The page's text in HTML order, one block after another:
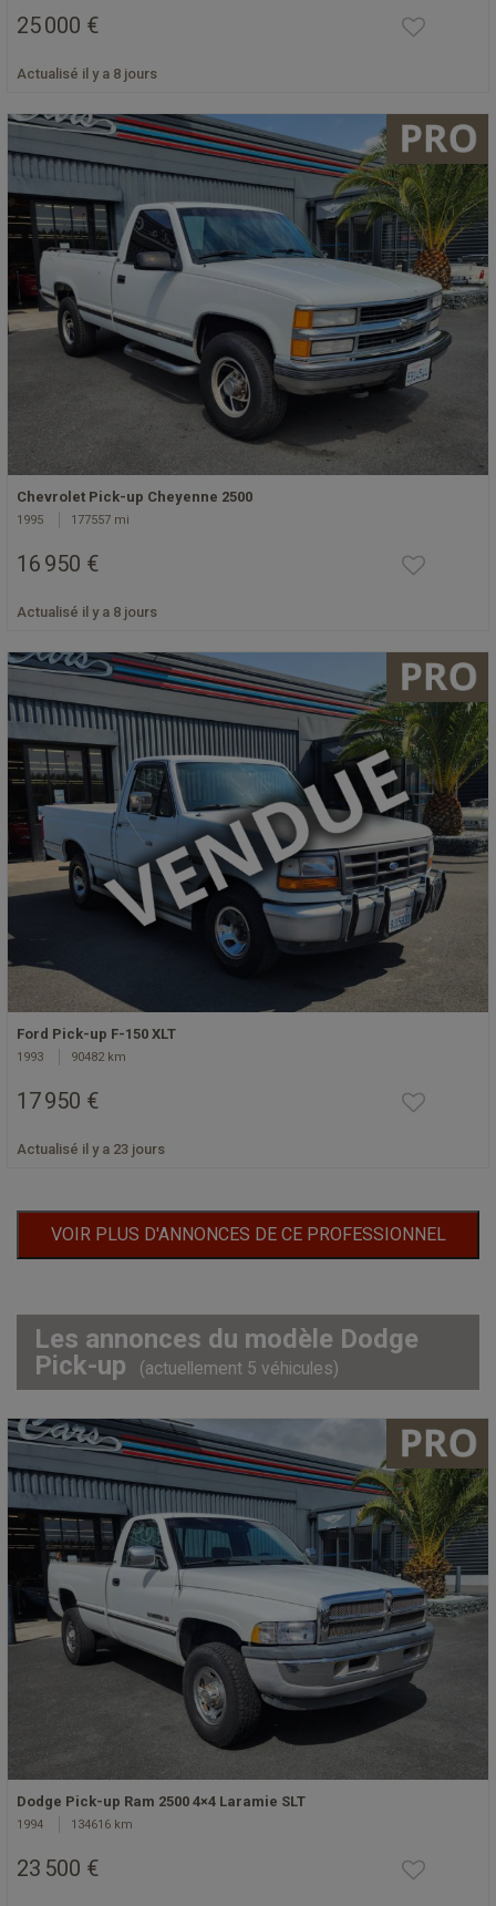
25 000 €
Actualisé il y a 8 jours
Chevrolet Pick-up Cheyenne 2500
1995 177557 mi
16 950 €
Actualisé il y a 8 jours
Ford Pick-up F-150 XLT
1993 90482 km
17 950 €
Actualisé il y a 23 jours
VOIR PLUS D'ANNONCES DE CE PROFESSIONNEL
Les annonces du modèle Dodge
Pick-up
(actuellement 5 véhicules)
Dodge Pick-up Ram 2500 4×4 Laramie SLT
1994 134616 km
23 500 €